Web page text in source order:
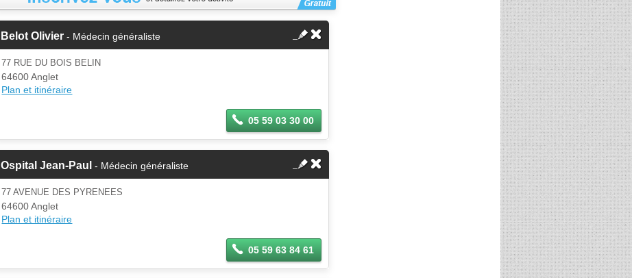
Belot Olivier - Médecin généraliste
77 RUE DU BOIS BELIN
64600 Anglet
Plan et itinéraire
05 59 03 30 00
Ospital Jean-Paul - Médecin généraliste
77 AVENUE DES PYRENEES
64600 Anglet
Plan et itinéraire
05 59 63 84 61